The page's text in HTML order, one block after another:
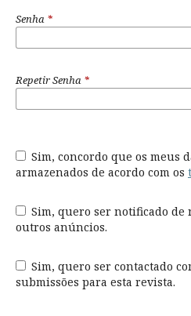
Senha *
Repetir Senha *
Sim, concordo que os meus dados sejam recolhidos e
armazenados de acordo com os
Sim, quero ser notificado de novas publicações e
outros anúncios.
Sim, quero ser contactado com pedidos de revisão a
submissões para esta revista.